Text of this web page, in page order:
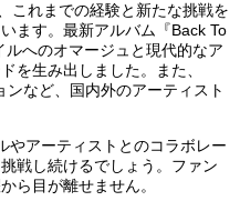
これまでの経験と新たな挑戦を
ます。最新アルバム『Back To
へのオマージュと現代的なア
を生み出しました。また、
ンなど、国内外のアーティスト
やアーティストとのコラボレー
戦し続けるでしょう。ファン
ら目が離せません。